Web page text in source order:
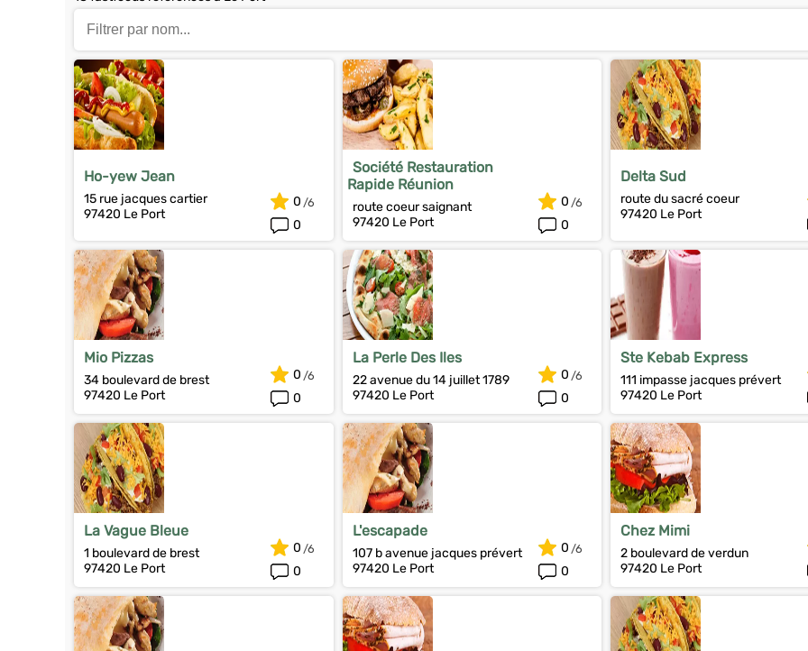
Ho-yew Jean
15 rue jacques cartier
97420 Le Port
0
0
Société Restauration
Rapide Réunion
route coeur saignant
97420 Le Port
0
0
Delta Sud
route du sacré coeur
97420 Le Port
Mio Pizzas
34 boulevard de brest
97420 Le Port
0
0
La Perle Des Iles
22 avenue du 14 juillet 1789
97420 Le Port
0
0
Ste Kebab Express
111 impasse jacques prévert
97420 Le Port
La Vague Bleue
1 boulevard de brest
97420 Le Port
0
0
L'escapade
107 b avenue jacques prévert
97420 Le Port
0
0
Chez Mimi
2 boulevard de verdun
97420 Le Port